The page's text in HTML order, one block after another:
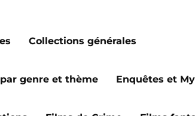
Collections générales
genre et thème Enquêtes et